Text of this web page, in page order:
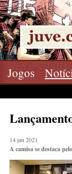
Jogos
14 jan 2021
A camisa se destaca